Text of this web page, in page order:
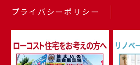
プライバシーポリシー